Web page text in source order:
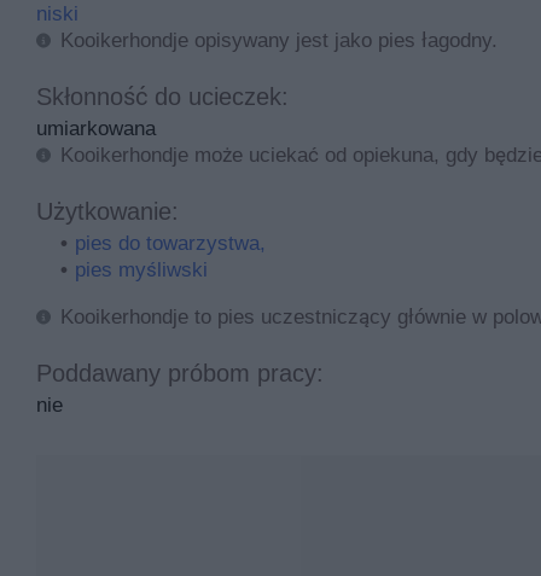
niski
Kooikerhondje opisywany jest jako pies łagodny.
Skłonność do ucieczek:
umiarkowana
Kooikerhondje może uciekać od opiekuna, gdy
Użytkowanie:
pies do towarzystwa,
pies myśliwski
Kooikerhondje to pies uczestniczący głównie w
Poddawany próbom pracy:
nie